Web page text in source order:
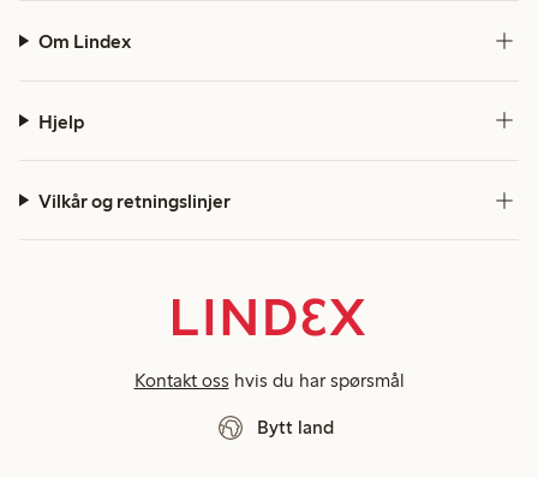
Om Lindex
Hjelp
Vilkår og retningslinjer
Kontakt oss hvis du har spørsmål
Bytt land